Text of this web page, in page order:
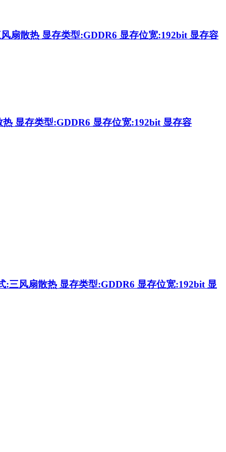
扇散热 显存类型:GDDR6 显存位宽:192bit 显存容
显存类型:GDDR6 显存位宽:192bit 显存容
:三风扇散热 显存类型:GDDR6 显存位宽:192bit 显